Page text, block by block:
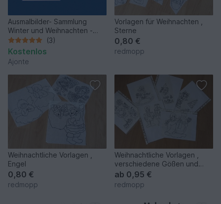
Ausmalbilder- Sammlung
Winter und Weihnachten -
Window Color
(3)
Kostenlos
Ajonte
Vorlagen für Weihnachten ,
Sterne
0,80 €
redmopp
Weihnachtliche Vorlagen ,
Engel
0,80 €
redmopp
Weihnachtliche Vorlagen ,
verschiedene Gößen und
Motive
ab 0,95 €
redmopp